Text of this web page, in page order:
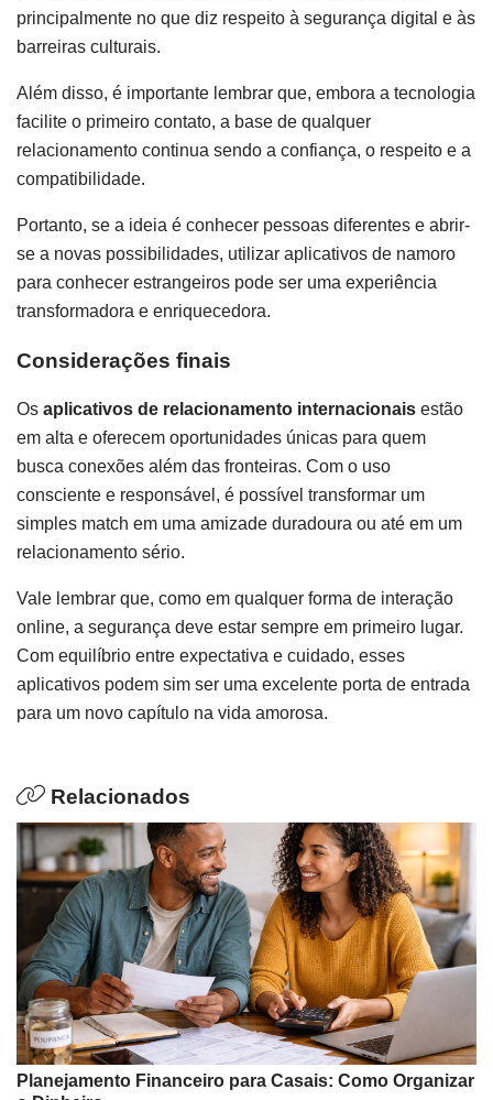
principalmente no que diz respeito à segurança digital e às
barreiras culturais.
Além disso, é importante lembrar que, embora a tecnologia
facilite o primeiro contato, a base de qualquer
relacionamento continua sendo a confiança, o respeito e a
compatibilidade.
Portanto, se a ideia é conhecer pessoas diferentes e abrir-
se a novas possibilidades, utilizar aplicativos de namoro
para conhecer estrangeiros pode ser uma experiência
transformadora e enriquecedora.
Considerações finais
Os aplicativos de relacionamento internacionais estão
em alta e oferecem oportunidades únicas para quem
busca conexões além das fronteiras. Com o uso
consciente e responsável, é possível transformar um
simples match em uma amizade duradoura ou até em um
relacionamento sério.
Vale lembrar que, como em qualquer forma de interação
online, a segurança deve estar sempre em primeiro lugar.
Com equilíbrio entre expectativa e cuidado, esses
aplicativos podem sim ser uma excelente porta de entrada
para um novo capítulo na vida amorosa.
Relacionados
Planejamento Financeiro para Casais: Como Organizar